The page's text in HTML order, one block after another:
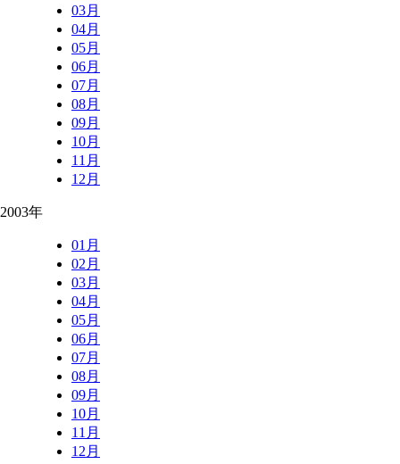
03月
04月
05月
06月
07月
08月
09月
10月
11月
12月
2003年
01月
02月
03月
04月
05月
06月
07月
08月
09月
10月
11月
12月